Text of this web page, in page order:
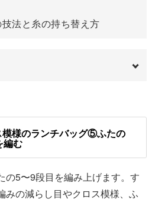
法と糸の持ち替え方
14:07
模様のランチバッグ⑤ふたの
編む
の5〜9段目を編み上げます。す
みの減らし目やクロス模様、ふ